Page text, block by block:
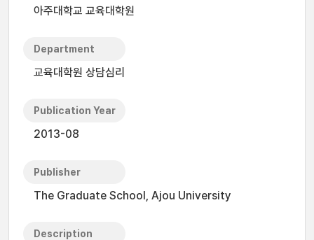
아주대학교 교육대학원
Department
교육대학원 상담심리
Publication Year
2013-08
Publisher
The Graduate School, Ajou University
Description